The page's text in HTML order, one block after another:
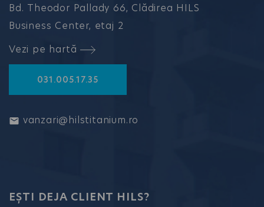
Bd. Theodor Pallady 66, Clădirea HILS
Business Center, etaj 2
Vezi pe hartă
031.005.17.35
vanzari@hilstitanium.ro
EȘTI DEJA CLIENT HILS?